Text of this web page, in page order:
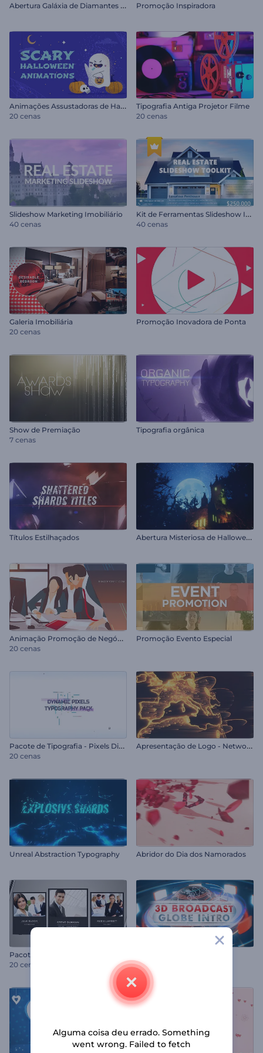
A
bertura Galáxia de Diamantes Brilhantes Promoção Inspiradora
A
nimações Assustadoras de Halloween
20 cenas
Tipografia Antiga Projetor Filme
20 cenas
Slideshow Marketing Imobiliário
40 cenas
K
it de Ferramentas Slideshow Imobiliário
40 cenas
Galeria Imobiliária
20 cenas
Promoção Inovadora de Ponta
Show de Premiação
7 cenas
Tipografia orgânica
Títulos Estilhaçados A
bertura Misteriosa de Halloween
A
nimação Promoção de Negócios
20 cenas
Promoção Evento Especial
P
acote de Tipografia - Pixels Dinâmicos
20 cenas
A
presentação de Logo - Network Global
Unreal Abstraction Typography Abridor do Dia dos Namorados
Pacote Corporativo Clean
20 cenas
Alguma coisa deu errado. Something
went wrong. Failed to fetch